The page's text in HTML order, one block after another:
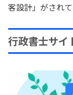
客設計」がされて
行政書士サイ